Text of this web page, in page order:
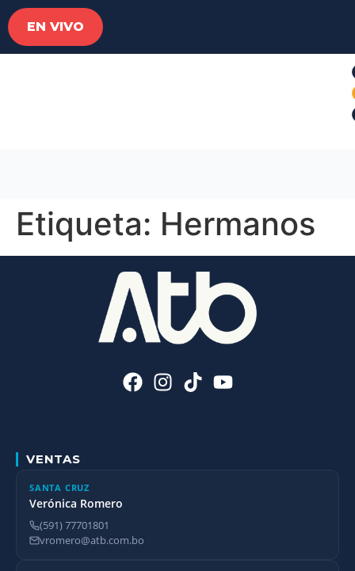
EN VIVO
Etiqueta: Hermanos
VENTAS
SANTA CRUZ
Verónica Romero
(591) 77701801
vromero@atb.com.bo